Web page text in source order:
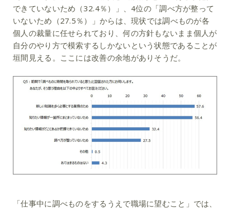
できていないため（32.4％）」、4位の「調べ方が整って
いないため（27.5％）」からは、現状では調べものが各
個人の裁量に任せられており、何の方針もないまま個人が
自分のやり方で模索するしかないという状態であることが
垣間見える。ここには改善の余地がありそうだ。
「仕事中に調べものをするうえで職場に望むこと」では、